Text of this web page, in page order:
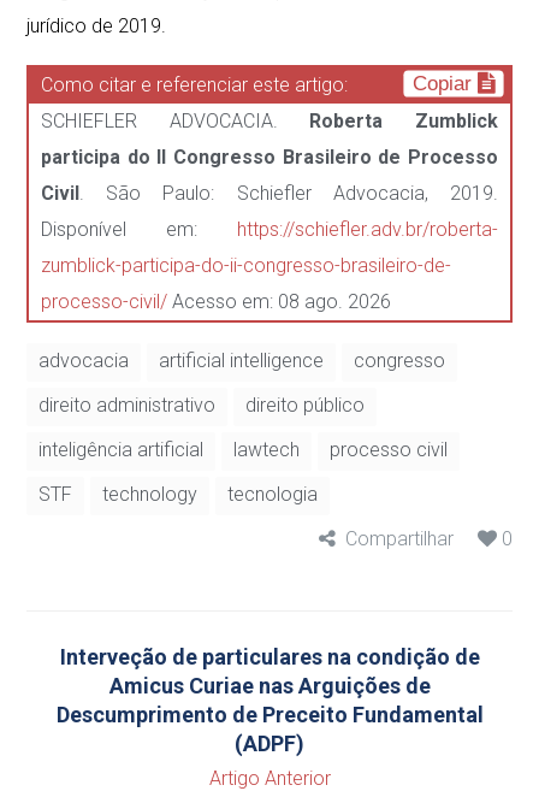
jurídico de 2019.
Como citar e referenciar este artigo: Copiar
SCHIEFLER ADVOCACIA. Roberta Zumblick
participa do II Congresso Brasileiro de Processo
Civil. São Paulo: Schiefler Advocacia, 2019.
Disponível em: https://schiefler.adv.br/roberta-
zumblick-participa-do-ii-congresso-brasileiro-de-
processo-civil/ Acesso em: 08 ago. 2026
advocacia artificial intelligence
congresso
direito administrativo
direito público
inteligência artificial
lawtech
processo civil
STF
technology
tecnologia
Compartilhar
0
Interveção de particulares na condição de
Amicus Curiae nas Arguições de
Descumprimento de Preceito Fundamental
(ADPF)
Artigo Anterior